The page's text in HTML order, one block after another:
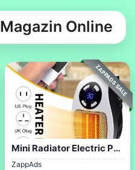
Magazin Online
ZAPPADS SALE
Mini Radiator Electric Pentru Priza
ZappAds